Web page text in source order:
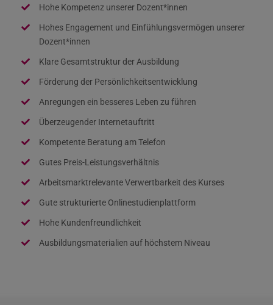
Hohe Kompetenz unserer Dozent*innen
Hohes Engagement und Einfühlungsvermögen unserer
Dozent*innen
Klare Gesamtstruktur der Ausbildung
Förderung der Persönlichkeitsentwicklung
Anregungen ein besseres Leben zu führen
Überzeugender Internetauftritt
Kompetente Beratung am Telefon
Gutes Preis-Leistungsverhältnis
Arbeitsmarktrelevante Verwertbarkeit des Kurses
Gute strukturierte Onlinestudienplattform
Hohe Kundenfreundlichkeit
Ausbildungsmaterialien auf höchstem Niveau